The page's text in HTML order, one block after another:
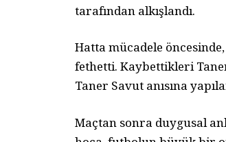
tarafından alkışlandı.
Hatta mücadele
fethetti. Kaybettikleri
Taner Savut anısına
Maçtan sonra duygusal